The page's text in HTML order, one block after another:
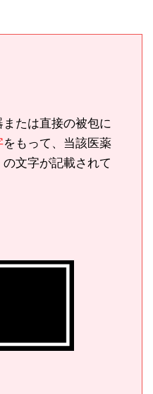
たは直接の被包に
をもって、当該医薬
文字が記載されて